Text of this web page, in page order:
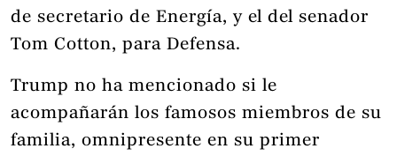
de secretario de Energía, y el del senador
Tom Cotton, para Defensa.
Trump no ha mencionado si le
acompañarán los famosos miembros de su
familia, omnipresente en su primer